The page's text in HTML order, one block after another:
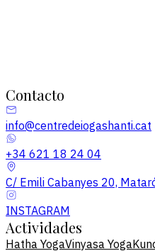
Contacto
info@centredeiogashanti.cat
+34 621 18 24 04
C/ Emili Cabanyes 20,
INSTAGRAM
Actividades
Hatha YogaVinyasa Yoga